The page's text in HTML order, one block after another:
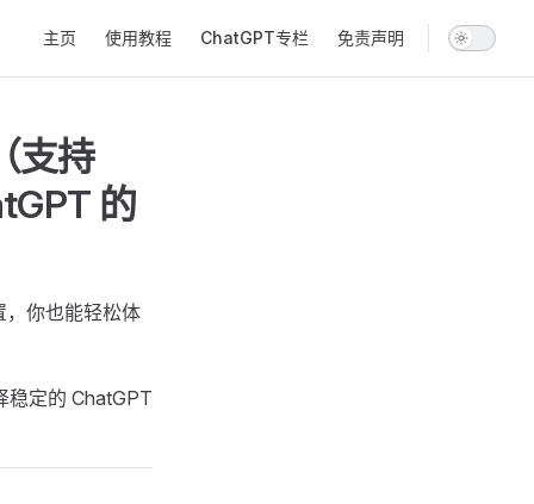
主页 使用教程 ChatGPT专栏 免责声明
支持
的
，你也能轻松体
稳定的 ChatGPT